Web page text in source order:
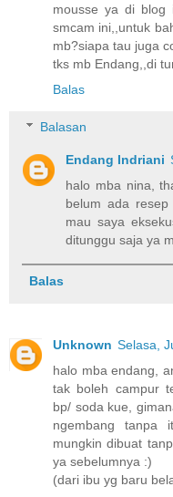
mousse ya di blog
smcam ini,,untuk
mb?siapa tau juga
tks mb Endang,,di
Balas
Balasan
Endang Indriani
halo mba nina,
belum ada
mau saya
ditunggu saja ya
Balas
Unknown Selasa,
halo mba endang,
tak boleh campur
bp/ soda kue,
ngembang tanpa
mungkin dibuat
ya sebelumnya :)
(dari ibu yg baru